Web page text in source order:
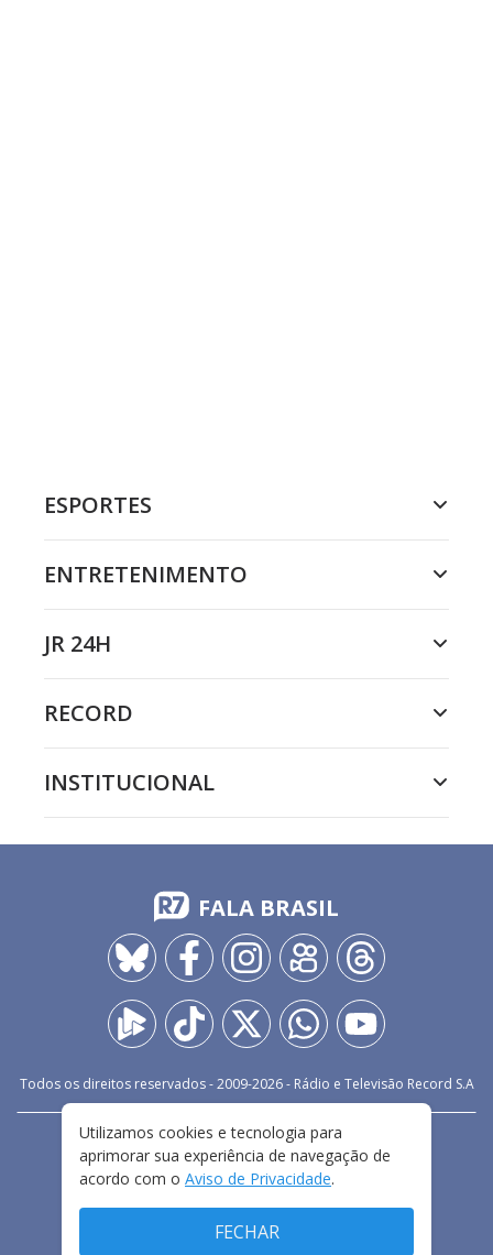
ESPORTES
ENTRETENIMENTO
JR 24H
RECORD
INSTITUCIONAL
FALA BRASIL
Todos os direitos reservados - 2009-2026- Rádio e Televisão Record S.A
FALE CONOSCO
PRIVACIDADE
TERMOS E CONDIÇÕES DE USO
Utilizamos cookies e tecnologia para
aprimorar sua experiência de navegação de
acordo com o Aviso de Privacidade.
FECHAR